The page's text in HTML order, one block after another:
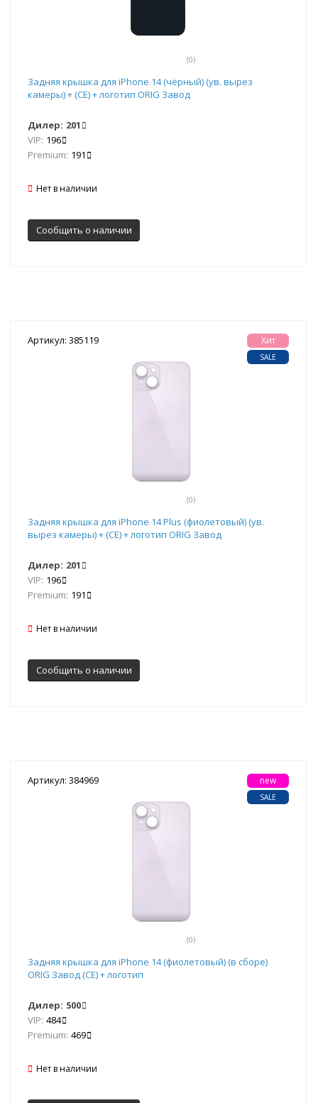
(0)
Задняя крышка для iPhone 14 (чёрный) (ув. вырез
камеры) + (СЕ) + логотип ORIG Завод
Дилер: 201
VIP: 196
Premium: 191
Нет в наличии
Сообщить о наличии
Артикул: 385119
(0)
Хит
SALE
Задняя крышка для iPhone 14 Plus (фиолетовый) (ув.
вырез камеры) + (СЕ) + логотип ORIG Завод
Дилер: 201
VIP: 196
Premium: 191
Нет в наличии
Сообщить о наличии
Артикул: 384969
(0)
new
SALE
Задняя крышка для iPhone 14 (фиолетовый) (в сборе)
ORIG Завод (CE) + логотип
Дилер: 500
VIP: 484
Premium: 469
Нет в наличии